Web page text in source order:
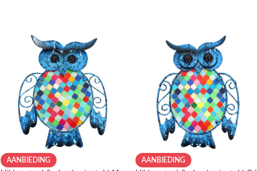
AANBIEDING AANBIEDING